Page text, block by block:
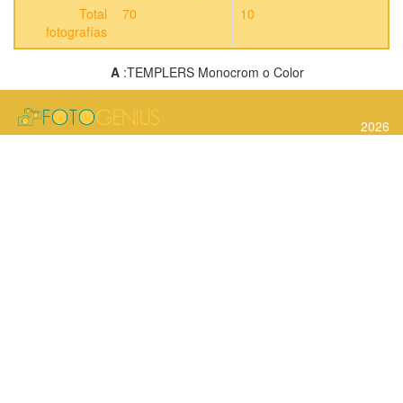
Total
fotografías
70 10
A:TEMPLERS Monocrom o Color
2026